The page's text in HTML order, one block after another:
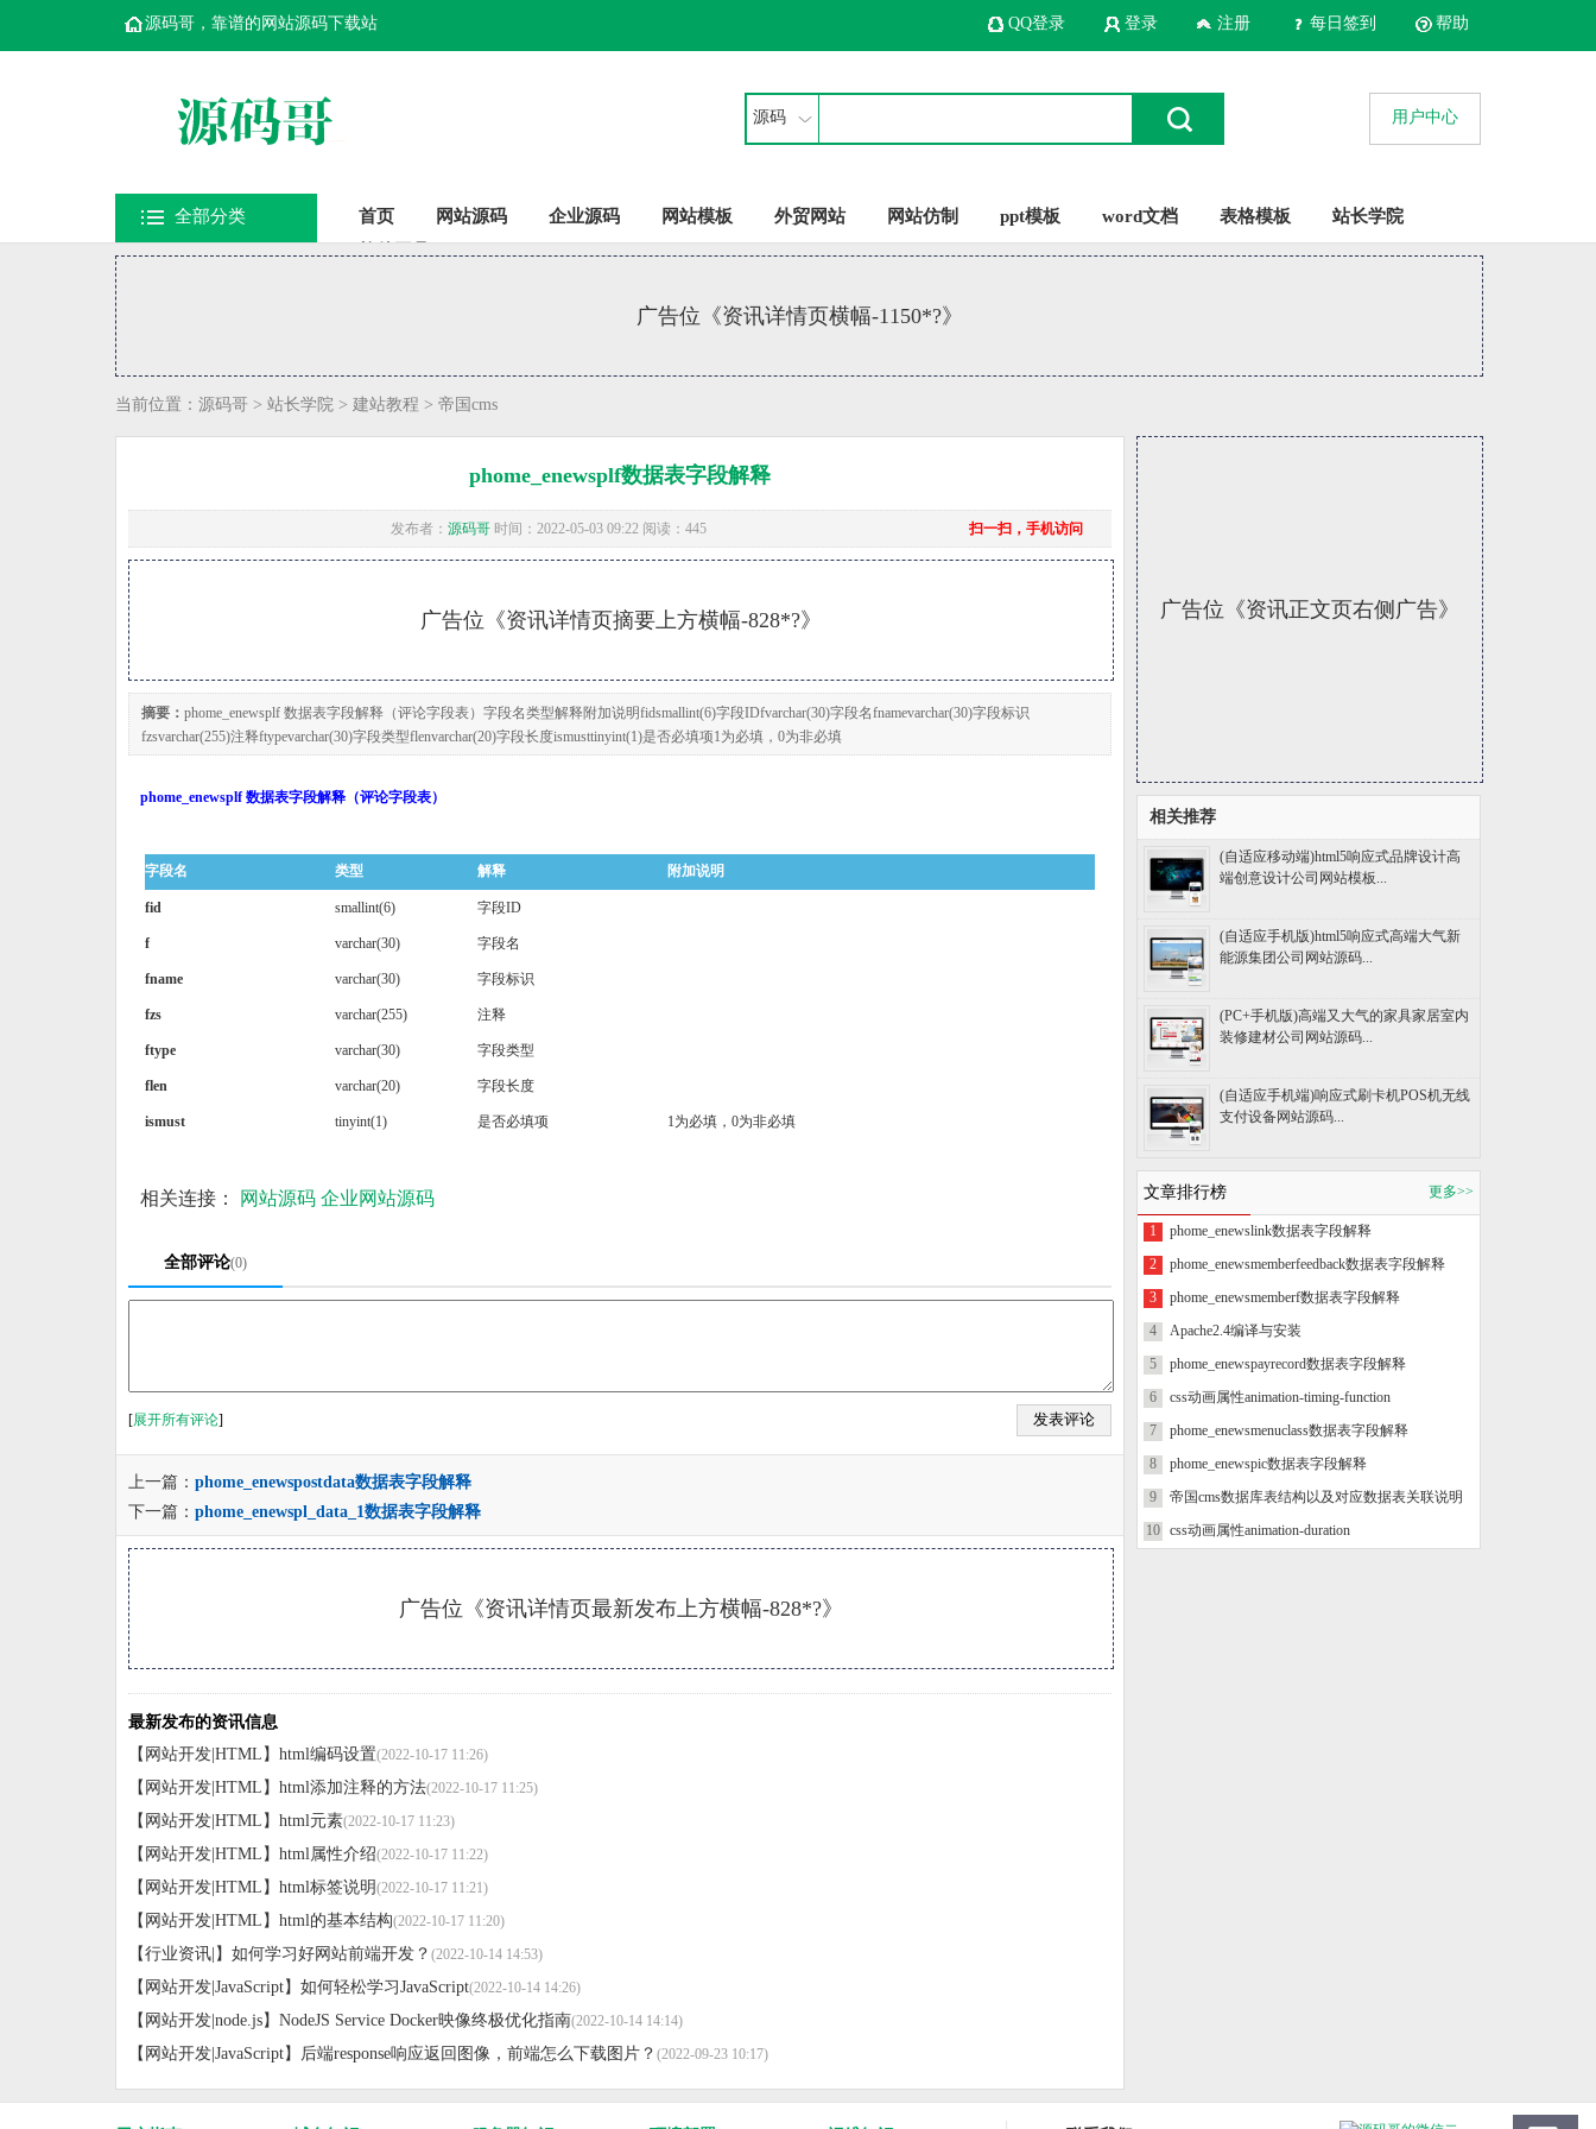
源码哥，靠谱的网站源码下载站 帮助
每日签到
注册
登录
QQ登录
源码 用户中心
全部分类 首页 网站源码 企业源码 网站模板 外贸网站 网站仿制 ppt模板 word文档 表格模板
站长学院
广告位《资讯详情页横幅-1150*?》
当前位置： 源码哥 > 站长学院 > 建站教程 > 帝国cms
phome_enewsplf数据表字段解释
发布者： 源码哥 时间：2022-05-03 09:22 阅读：445 扫一扫，手机访问
广告位《资讯详情页摘要上方横幅-828*?》
摘要： phome_enewsplf 数据表字段解释（评论字段表）字段名类型解释附加说明fidsmallint(6)字段IDfvarchar(30)字段名fnamevarchar(30)字段标识
fzsvarchar(255)注释ftypevarchar(30)字段类型flenvarchar(20)字段长度ismusttinyint(1)是否必填项1为必填，0为非必填
phome_enewsplf 数据表字段解释（评论字段表）
字段名 类型 解释 附加说明
fid smallint(6) 字段ID
f varchar(30) 字段名
fname varchar(30) 字段标识
fzs varchar(255) 注释
ftype varchar(30) 字段类型
flen varchar(20) 字段长度
ismust tinyint(1) 是否必填项 1为必填，0为非必填
相关连接： 网站源码 企业网站源码
全部评论(0)
[展开所有评论]
上一篇： phome_enewspostdata数据表字段解释
下一篇： phome_enewspl_data_1数据表字段解释
广告位《资讯详情页最新发布上方横幅-828*?》
最新发布的资讯信息
【网站开发|HTML】 html编码设置(2022-10-17 11:26)
【网站开发|HTML】 html添加注释的方法(2022-10-17 11:25)
【网站开发|HTML】 html元素(2022-10-17 11:23)
【网站开发|HTML】 html属性介绍(2022-10-17 11:22)
【网站开发|HTML】 html标签说明(2022-10-17 11:21)
【网站开发|HTML】 html的基本结构(2022-10-17 11:20)
【行业资讯|】 如何学习好网站前端开发？ (2022-10-14 14:53)
【网站开发|JavaScript】 如何轻松学习JavaScript(2022-10-14 14:26)
【网站开发|node.js】 NodeJS Service Docker映像终极优化指南(2022-10-14 14:14)
【网站开发|JavaScript】 后端response响应返回图像，前端怎么下载图片？ (2022-09-23 10:17)
广告位《资讯正文页右侧广告》
相关推荐
(自适应移动端)html5响应式品牌设计高
端创意设计公司网站模板...
(自适应手机版)html5响应式高端大气新
能源集团公司网站源码...
(PC+手机版)高端又大气的家具家居室内
装修建材公司网站源码...
(自适应手机端)响应式刷卡机POS机无线
支付设备网站源码...
文章排行榜 更多>>
1
phome_enewslink数据表字段解释
2
phome_enewsmemberfeedback数据表字段解释
3
phome_enewsmemberf数据表字段解释
4
Apache2.4编译与安装
5
phome_enewspayrecord数据表字段解释
6
css动画属性animation-timing-function
7
phome_enewsmenuclass数据表字段解释
8
phome_enewspic数据表字段解释
9
帝国cms数据库表结构以及对应数据表关联说明
10 css动画属性animation-duration